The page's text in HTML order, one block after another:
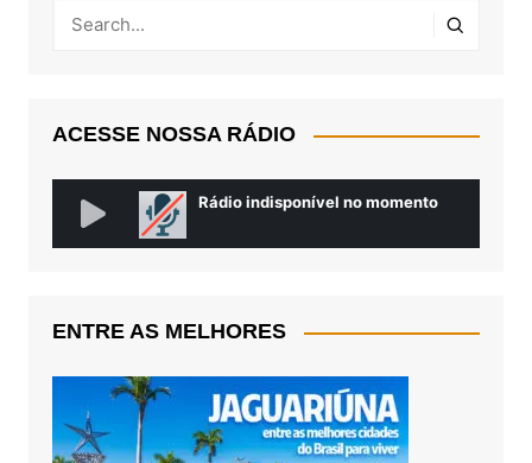
ACESSE NOSSA RÁDIO
ENTRE AS MELHORES